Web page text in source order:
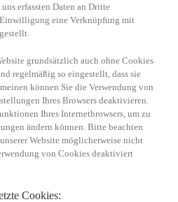
erfassten Daten an Dritte
eine Verknüpfung mit
grundsätzlich auch ohne Cookies
regelmäßig so eingestellt, dass sie
können Sie die Verwendung von
Ihres Browsers deaktivieren.
Ihres Internetbrowsers, um zu
ändern können. Bitte beachten
Website möglicherweise nicht
von Cookies deaktiviert
Cookies: